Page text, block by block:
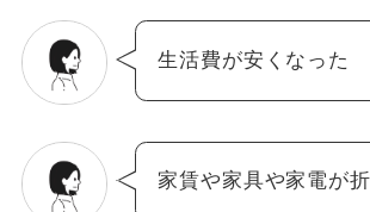
生活費が安くなった
家賃や家具や家電が